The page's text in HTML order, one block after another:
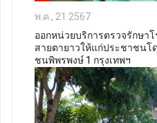
พ.ค., 21 2567
ออกหน่วยบริการตรวจรักษา
สายตายาวให้แก่ประชาชน
ชนพิพรพงษ์ 1 กรุงเทพฯ